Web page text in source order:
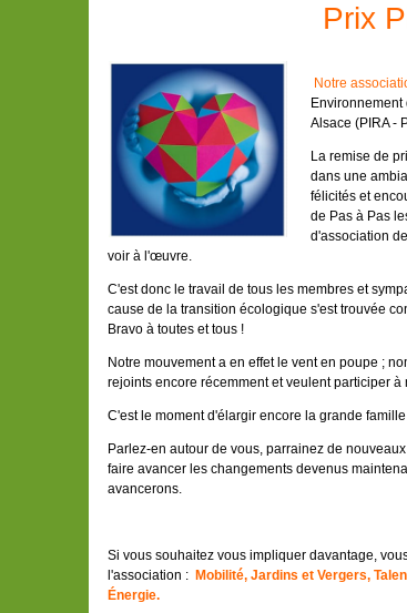
Prix
Notre
Alsace (PIRA -
La remise de
dans une
félicités et
de Pas à Pas
d'association
voir à l'œuvre.
C'est donc le travail de tous les membres et
cause de la transition écologique s'est trouvée
Bravo à toutes et tous !
Notre mouvement a en effet le vent en poupe ;
rejoints encore récemment et veulent participer
C'est le moment d'élargir encore la grande
Parlez-en autour de vous, parrainez de
faire avancer les changements devenus
avancerons.
Si vous souhaitez vous impliquer davantage,
l'association : Mobilité, Jardins et Vergers,
Énergie.